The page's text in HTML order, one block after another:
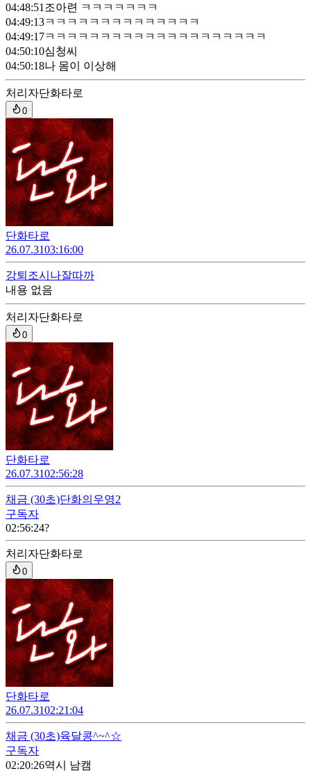
04:48:51 조아련 ㅋㅋㅋㅋㅋㅋㅋ
04:49:13ㅋㅋㅋㅋㅋㅋㅋㅋㅋㅋㅋㅋㅋㅋ
04:49:17ㅋㅋㅋㅋㅋㅋㅋㅋㅋㅋㅋㅋㅋㅋㅋㅋㅋㅋㅋㅋ
04:50:10심청씨
04:50:18나 몸이 이상해
처리자단화타로
0
단화타로
26.07.3103:16:00
강퇴 조시나잘따까
내용 없음
처리자단화타로
0
단화타로
26.07.3102:56:28
채금 (30초)단화의우영2
구독자
02:56:24?
처리자단화타로
0
단화타로
26.07.3102:21:04
채금 (30초)육달콩^~^☆
구독자
02:20:26역시 남캠